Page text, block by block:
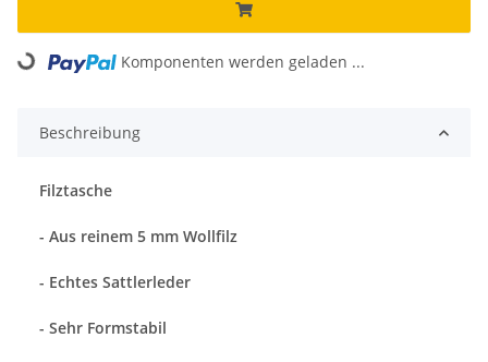
Loading... Komponenten werden geladen ...
Beschreibung
Filztasche
- Aus reinem 5 mm Wollfilz
- Echtes Sattlerleder
- Sehr Formstabil